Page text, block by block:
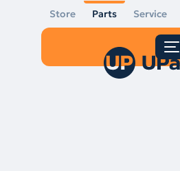
Store Parts Service